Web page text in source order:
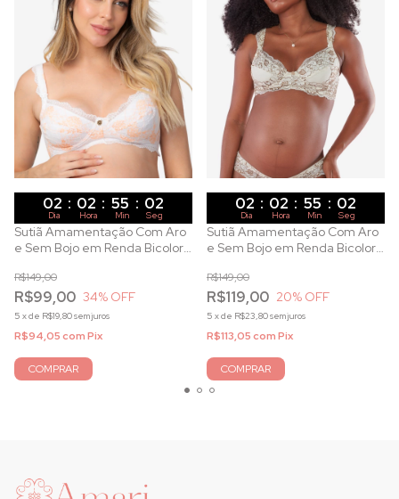
02 : 02 : 55 : 01
Dia Hora Min Seg
Sutiã Amamentação Com Aro
e Sem Bojo em Renda Bicolor
R$99,00
R$149,00
34% OFF
5 xde R$19,80sem juros
R$94,05comPix
COMPRAR
02 : 02 : 55 : 01
Dia Hora Min Seg
Sutiã Amamentação Com Aro
e Sem Bojo em Renda Bicolor
R$119,00
R$149,00
20% OFF
5 xde R$23,80sem juros
R$113,05comPix
COMPRAR